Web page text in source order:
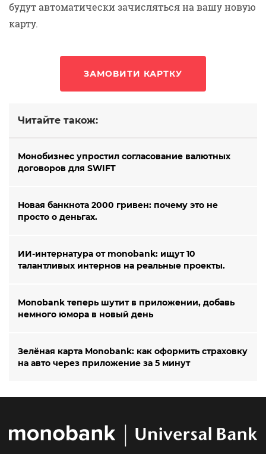
Читайте також:
Монобизнес упростил согласование валютных
договоров для SWIFT
Новая банкнота 2000 гривен: почему это не
просто о деньгах.
ИИ-интернатура от monobank: ищут 10
талантливых интернов на реальные проекты.
Monobank теперь шутит в приложении, добавь
немного юмора в новый день
Зелёная карта Monobank: как оформить страховку
на авто через приложение за 5 минут
будут автоматически зачисляться на вашу новую
карту.
ЗАМОВИТИ КАРТКУ